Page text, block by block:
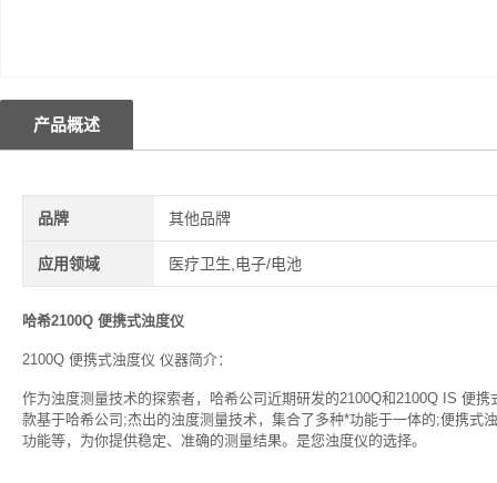
产品概述
品牌 其他品牌
应用领域 医疗卫生,电子/电池
哈希2100Q 便携式浊度仪
2100Q 便携式浊度仪 仪器简介：
作为浊度测量技术的探索者，哈希公司近期研发的2100Q和2100Q IS 便
款基于哈希公司;杰出的浊度测量技术，集合了多种*功能于一体的;便携
功能等，为你提供稳定、准确的测量结果。是您浊度仪的选择。